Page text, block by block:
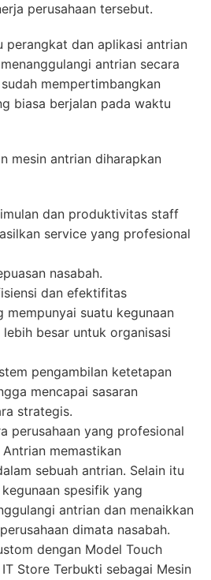
perusahaan tersebut.
perangkat dan aplikasi antrian
antrian secara
mempertimbangkan
biasa berjalan pada waktu
mesin antrian diharapkan
dan produktivitas staff
service yang profesional
nasabah.
dan efektifitas
mempunyai suatu kegunaan
besar untuk organisasi
pengambilan ketetapan
mencapai sasaran
strategis.
perusahaan yang profesional
memastikan
sebuah antrian. Selain itu
spesifik yang
antrian dan menaikkan
dimata nasabah.
dengan Model Touch
Store Terbukti sebagai Mesin